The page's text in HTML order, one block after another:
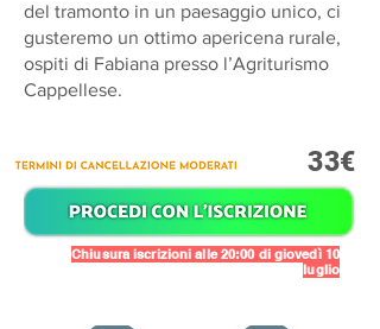
del tramonto in un paesaggio unico, ci
gusteremo un ottimo apericena rurale,
ospiti di Fabiana presso l’Agriturismo
Cappellese.
33€
Chiusura iscrizioni alle 20:00 di giovedì 10
luglio